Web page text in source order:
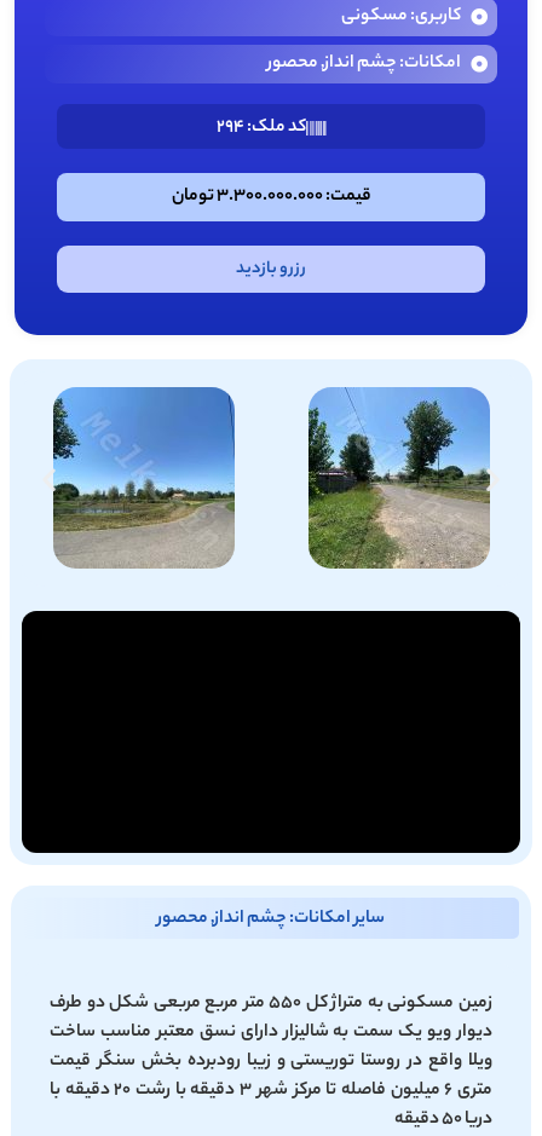
کاربری: مسکونی
امکانات: چشم انداز, محصور
کد ملک: 294
قیمت: 3.300.000.000 تومان
رزرو بازدید
سایر امکانات: چشم انداز, محصور
زمین مسکونی به متراژ کل 550 متر مربع مربعی شکل دو طرف
دیوار ویو یک سمت به شالیزار دارای نسق معتبر مناسب ساخت
ویلا واقع در روستا توریستی و زیبا رودبرده بخش سنگر قیمت
متری 6 میلیون فاصله تا مرکز شهر 3 دقیقه با رشت 20 دقیقه با
دریا 50 دقیقه